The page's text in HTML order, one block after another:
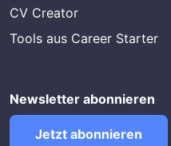
CV Creator
Tools aus Career Starter
Newsletter abonnieren
Jetzt abonnieren